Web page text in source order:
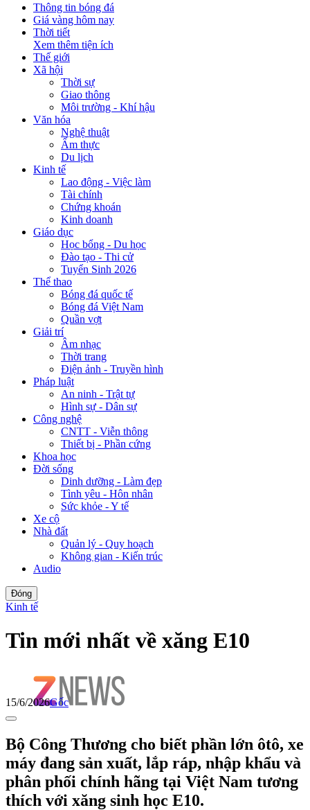
Thông tin bóng đá
Giá vàng hôm nay
Thời tiết
Xem thêm tiện ích
Thế giới
Xã hội
Thời sự
Giao thông
Môi trường - Khí hậu
Văn hóa
Nghệ thuật
Ẩm thực
Du lịch
Kinh tế
Lao động - Việc làm
Tài chính
Chứng khoán
Kinh doanh
Giáo dục
Học bổng - Du học
Đào tạo - Thi cử
Tuyển Sinh 2026
Thể thao
Bóng đá quốc tế
Bóng đá Việt Nam
Quần vợt
Giải trí
Âm nhạc
Thời trang
Điện ảnh - Truyền hình
Pháp luật
An ninh - Trật tự
Hình sự - Dân sự
Công nghệ
CNTT - Viễn thông
Thiết bị - Phần cứng
Khoa học
Đời sống
Dinh dưỡng - Làm đẹp
Tình yêu - Hôn nhân
Sức khỏe - Y tế
Xe cộ
Nhà đất
Quản lý - Quy hoạch
Không gian - Kiến trúc
Audio
Đóng
Kinh tế
Tin mới nhất về xăng E10
15/6/2026Gốc
Bộ Công Thương cho biết phần lớn ôtô, xe
máy đang sản xuất, lắp ráp, nhập khẩu và
phân phối chính hãng tại Việt Nam tương
thích với xăng sinh học E10.